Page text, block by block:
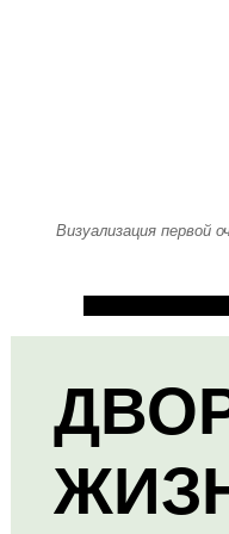
Визуализация первой